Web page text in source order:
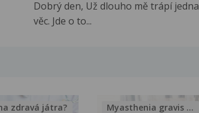
Dobrý den, Už dlouho mě trápí jedna
věc. Jde o to...
zdravá játra? Myasthenia gravis – vše, co...